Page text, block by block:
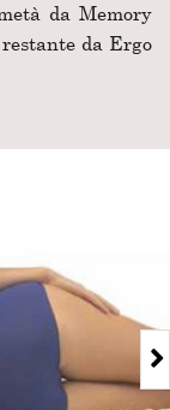
da Memory
da Ergo